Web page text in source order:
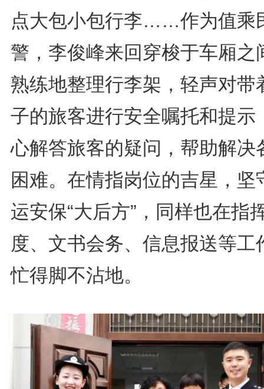
点大包小包行李……作为值乘
警，李俊峰来回穿梭于车厢之
熟练地整理行李架，轻声对带
子的旅客进行安全嘱托和提示
心解答旅客的疑问，帮助解决
困难。在情指岗位的吉星，坚
运安保“大后方”，同样也在指
度、文书会务、信息报送等工
忙得脚不沾地。